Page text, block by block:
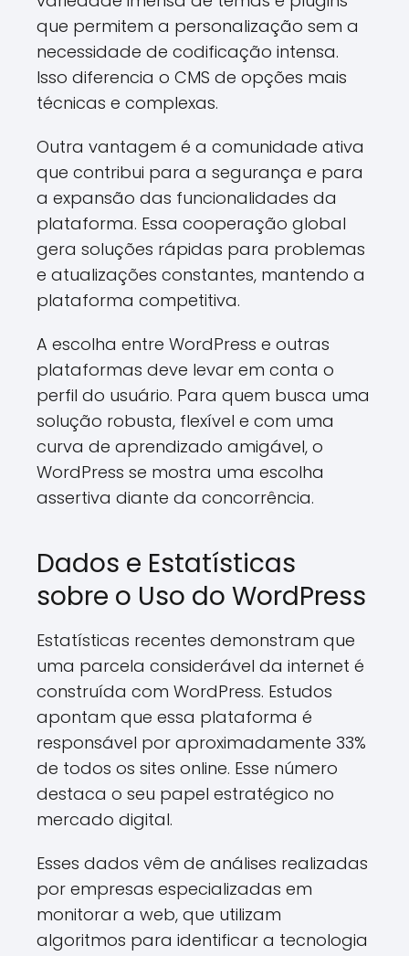
que permitem a personalização sem a
necessidade de codificação intensa.
Isso diferencia o CMS de opções mais
técnicas e complexas.
Outra vantagem é a comunidade ativa
que contribui para a segurança e para
a expansão das funcionalidades da
plataforma. Essa cooperação global
gera soluções rápidas para problemas
e atualizações constantes, mantendo a
plataforma competitiva.
A escolha entre WordPress e outras
plataformas deve levar em conta o
perfil do usuário. Para quem busca uma
solução robusta, flexível e com uma
curva de aprendizado amigável, o
WordPress se mostra uma escolha
assertiva diante da concorrência.
Dados e Estatísticas
sobre o Uso do WordPress
Estatísticas recentes demonstram que
uma parcela considerável da internet é
construída com WordPress. Estudos
apontam que essa plataforma é
responsável por aproximadamente 33%
de todos os sites online. Esse número
destaca o seu papel estratégico no
mercado digital.
Esses dados vêm de análises realizadas
por empresas especializadas em
monitorar a web, que utilizam
algoritmos para identificar a tecnologia